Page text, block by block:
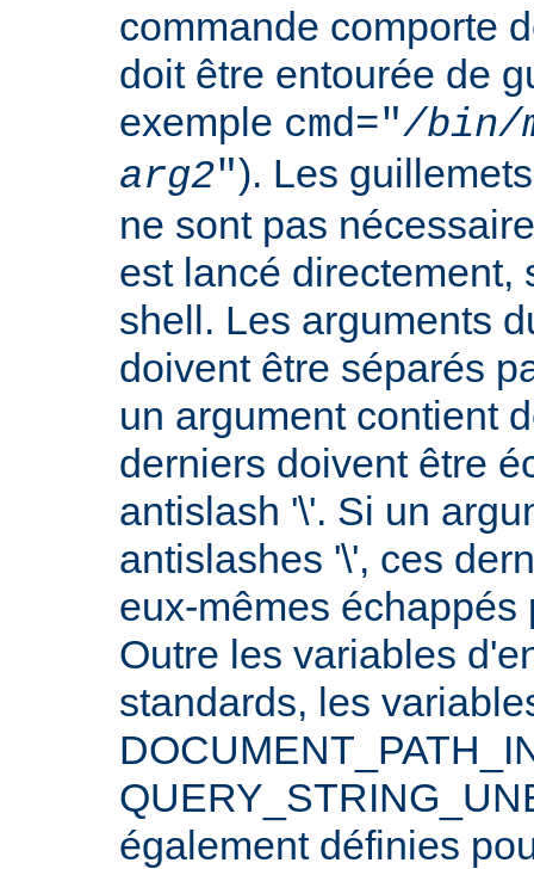
commande comporte
doit être entourée de
exemple cmd="/bin/
arg2"). Les
ne sont pas
est lancé directement,
shell. Les arguments
doivent être séparés
un argument contient
derniers doivent être
antislash '\'. Si un
antislashes '\', ces
eux-mêmes échappés
Outre les variables
standards, les
également définies